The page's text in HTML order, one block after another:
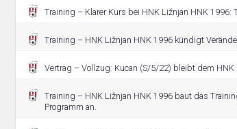
Training – Klarer Kurs bei HNK Ližnjan HNK 1996:
Training – HNK Ližnjan HNK 1996 kündigt
Vertrag – Vollzug: Kucan (S/5/22) bleibt dem HNK
Training – HNK Ližnjan HNK 1996 baut das
Programm an.